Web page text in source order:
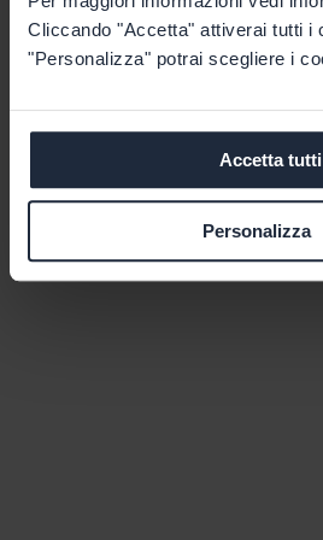
Cliccando "Accetta" attiverai tutti i
"Personalizza" potrai scegliere i
Accetta tutti
Personalizza